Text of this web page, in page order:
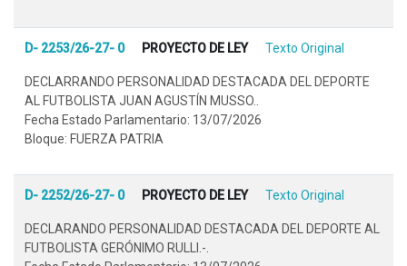
D- 2253/26-27- 0 PROYECTO DE LEY Texto Original
DECLARRANDO PERSONALIDAD DESTACADA DEL DEPORTE
AL FUTBOLISTA JUAN AGUSTÍN MUSSO..
Fecha Estado Parlamentario: 13/07/2026
Bloque: FUERZA PATRIA
D- 2252/26-27- 0 PROYECTO DE LEY Texto Original
DECLARANDO PERSONALIDAD DESTACADA DEL DEPORTE AL
FUTBOLISTA GERÓNIMO RULLI.-.